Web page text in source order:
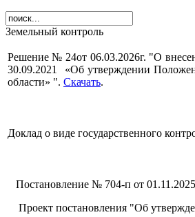
Земельный контроль
Решение № 24от 06.03.2026г. "О
30.09.2021 «Об утверждении
области» ". Скачать.
Доклад о виде государственного
Постановление № 704-п от
Проект постановления "Об